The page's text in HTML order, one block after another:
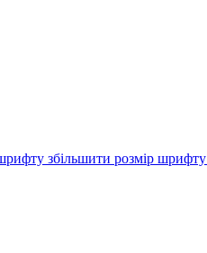
збільшити розмір шрифту